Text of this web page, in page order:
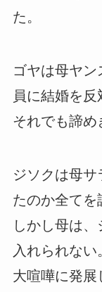
た。
ゴヤは母ヤ
員に結婚を反
それでも諦め
ジソクは母サ
たのか全てを
しかし母は
入れられない
大喧嘩に発